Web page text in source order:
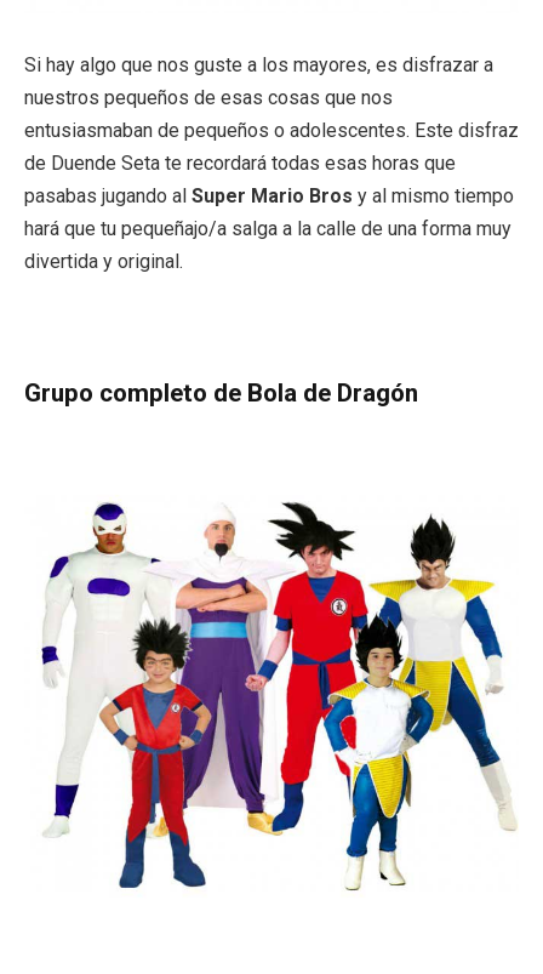
Si hay algo que nos guste a los mayores, es disfrazar a
nuestros pequeños de esas cosas que nos
entusiasmaban de pequeños o adolescentes. Este disfraz
de Duende Seta te recordará todas esas horas que
pasabas jugando al Super Mario Bros y al mismo tiempo
hará que tu pequeñajo/a salga a la calle de una forma muy
divertida y original.
Grupo completo de Bola de Dragón